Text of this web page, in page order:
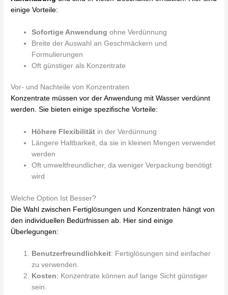
einige Vorteile:
Sofortige Anwendung ohne Verdünnung
Breite der Auswahl an Geschmäckern und
Formulierungen
Oft günstiger als Konzentrate
Vor- und Nachteile von Konzentraten
Konzentrate müssen vor der Anwendung mit Wasser verdünnt
werden. Sie bieten einige spezifische Vorteile:
Höhere Flexibilität in der Verdünnung
Längere Haltbarkeit, da sie in kleinen Mengen verwendet
werden
Oft umweltfreundlicher, da weniger Verpackung benötigt
wird
Welche Option Ist Besser?
Die Wahl zwischen Fertiglösungen und Konzentraten hängt von
den individuellen Bedürfnissen ab. Hier sind einige
Überlegungen:
Benutzerfreundlichkeit: Fertiglösungen sind einfacher
zu verwenden.
Kosten: Konzentrate können auf lange Sicht günstiger
sein.